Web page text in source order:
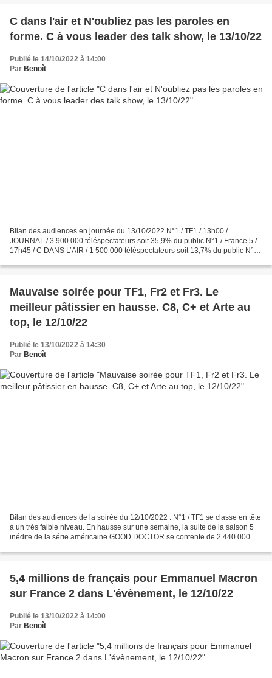
C dans l'air et N'oubliez pas les paroles en
forme. C à vous leader des talk show, le 13/10/22
Publié le 14/10/2022 à 14:00
Par Benoît
Bilan des audiences en journée du 13/10/2022 N°1 / TF1 / 13h00 /
JOURNAL / 3 900 000 téléspectateurs soit 35,9% du public N°1 / France 5 /
17h45 / C DANS L’AIR / 1 500 000 téléspectateurs soit 13,7% du public N°1 /
Mauvaise soirée pour TF1, Fr2 et Fr3. Le
meilleur pâtissier en hausse. C8, C+ et Arte au
top, le 12/10/22
Publié le 13/10/2022 à 14:30
Par Benoît
Bilan des audiences de la soirée du 12/10/2022 : N°1 / TF1 se classe en tête
à un très faible niveau. En hausse sur une semaine, la suite de la saison 5
inédite de la série américaine GOOD DOCTOR se contente de 2 440 000
5,4 millions de français pour Emmanuel Macron
sur France 2 dans L'évènement, le 12/10/22
Publié le 13/10/2022 à 14:00
Par Benoît